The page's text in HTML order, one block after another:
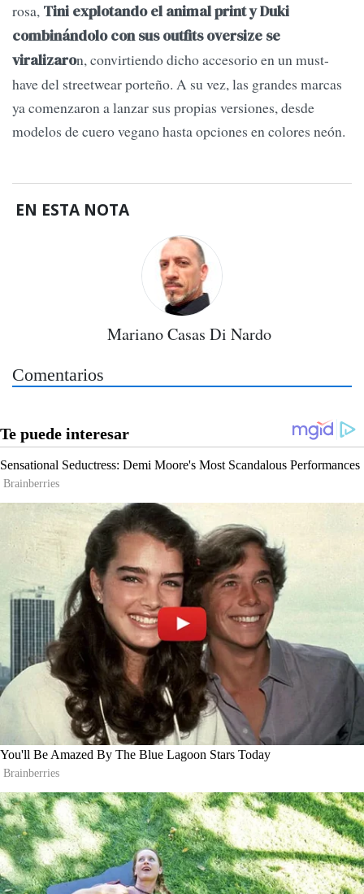
rosa, Tini explotando el animal print y Duki
combinándolo con sus outfits oversize se
viralizaron, convirtiendo dicho accesorio en un must-
have del streetwear porteño. A su vez, las grandes marcas
ya comenzaron a lanzar sus propias versiones, desde
modelos de cuero vegano hasta opciones en colores neón.
EN ESTA NOTA
Mariano Casas Di Nardo
Comentarios